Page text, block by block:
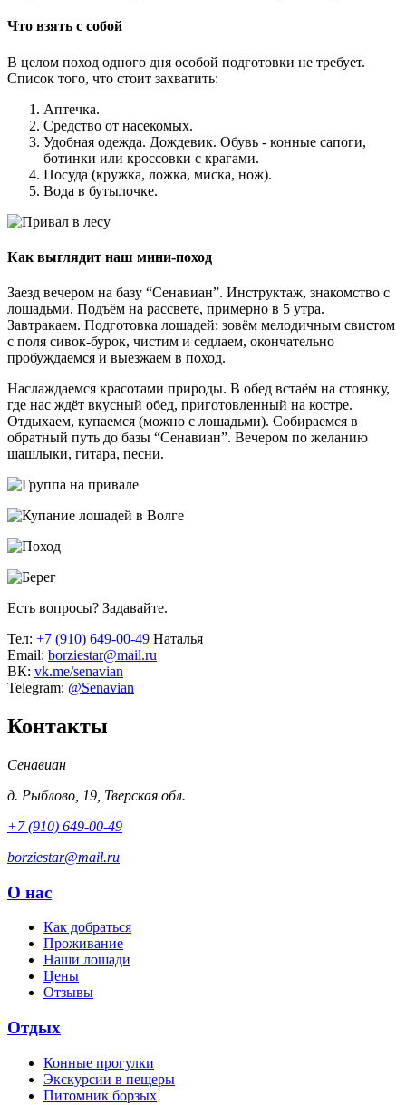
Что взять с собой
В целом поход одного дня особой подготовки не требует.
Список того, что стоит захватить:
Аптечка.
Средство от насекомых.
Удобная одежда. Дождевик. Обувь - конные сапоги,
ботинки или кроссовки с крагами.
Посуда (кружка, ложка, миска, нож).
Вода в бутылочке.
Как выглядит наш мини-поход
Заезд вечером на базу “Сенавиан”. Инструктаж, знакомство с
лошадьми. Подъём на рассвете, примерно в 5 утра.
Завтракаем. Подготовка лошадей: зовём мелодичным свистом
с поля сивок-бурок, чистим и седлаем, окончательно
пробуждаемся и выезжаем в поход.
Наслаждаемся красотами природы. В обед встаём на стоянку,
где нас ждёт вкусный обед, приготовленный на костре.
Отдыхаем, купаемся (можно с лошадьми). Собираемся в
обратный путь до базы “Сенавиан”. Вечером по желанию
шашлыки, гитара, песни.
Есть вопросы? Задавайте.
Тел: +7 (910) 649-00-49 Наталья
Email: borziestar@mail.ru
ВК: vk.me/senavian
Telegram: @Senavian
Контакты
Сенавиан
д. Рыблово 19 Тверская обл.
+7 (910) 649-00-49
borziestar@mail.ru
О нас
Как добраться
Проживание
Наши лошади
Цены
Отзывы
Отдых
Конные прогулки
Экскурсии в пещеры
Питомник борзых